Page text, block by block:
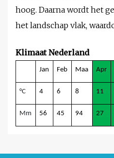
hoog. Daarna wordt het
het landschap vlak,
Klimaat Nederland
Jan Feb Maa Apr
°C 4 6 8 11
Mm 56 45 94 27